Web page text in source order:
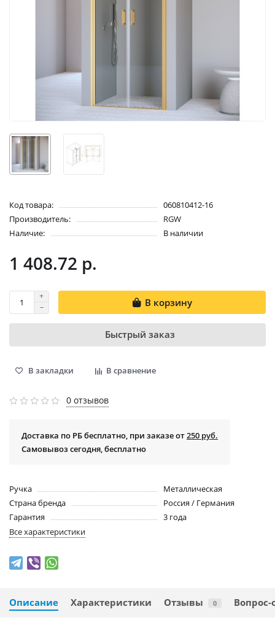
Код товара:
060810412-16
Производитель:
RGW
Наличие:
В наличии
1 408.72 р.
В корзину
Быстрый заказ
В закладки В сравнение
0 отзывов
Доставка по РБ бесплатно, при заказе от250 руб.
Самовывоз сегодня, бесплатно
Ручка
Металлическая
Страна бренда
Россия / Германия
Гарантия
3 года
Все характеристики
Описание Характеристики Отзывы 0 Вопрос-